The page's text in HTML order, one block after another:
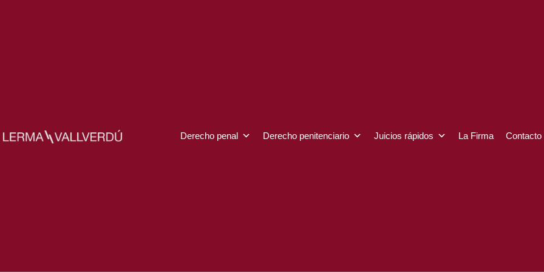
Derecho penal Derecho penitenciario Juicios rápidos La Firma Contacto